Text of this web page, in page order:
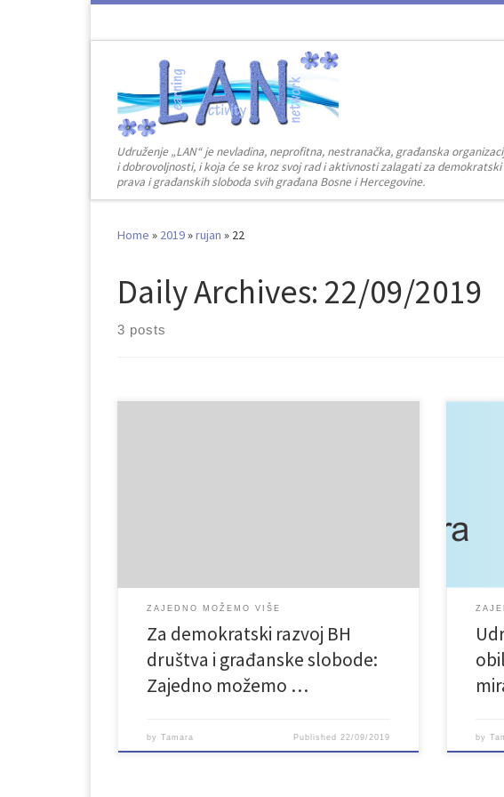
Udruženje „LAN“ je nevladina, neprofitna, nestranačka, građanska
i dobrovoljnosti, i koja će se kroz svoj rad i aktivnosti zalagati za
prava i građanskih sloboda svih građana Bosne i Hercegovine.
Home » 2019»rujan » 22
Daily Archives: 22/09/2019
3 posts
ZAJEDNO MOŽEMO VIŠE
Za demokratski razvoj BH
društva i građanske slobode:
Zajedno možemo …
by Tamara Published 22/09/2019 by